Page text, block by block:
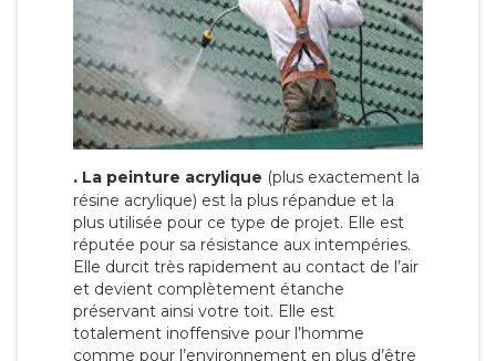
. La peinture acrylique (plus exactement la
résine acrylique) est la plus répandue et la
plus utilisée pour ce type de projet. Elle est
réputée pour sa résistance aux intempéries.
Elle durcit très rapidement au contact de l’air
et devient complètement étanche
préservant ainsi votre toit. Elle est
totalement inoffensive pour l’homme
comme pour l’environnement en plus d’être